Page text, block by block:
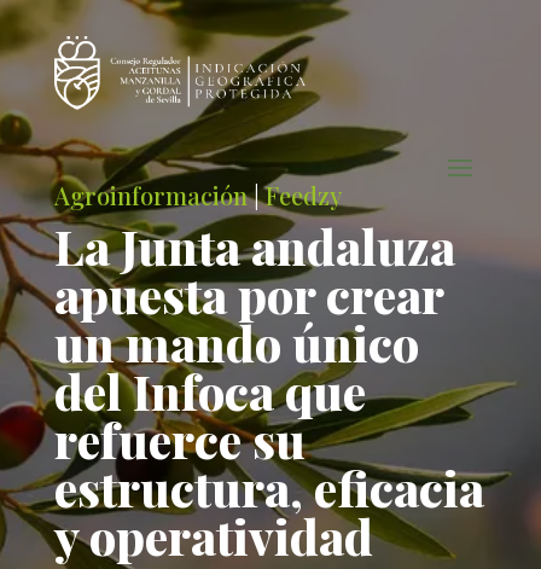
Agroinformación|Feedzy
La Junta andaluza
apuesta por crear
un mando único
del Infoca que
refuerce su
estructura, eficacia
y operatividad